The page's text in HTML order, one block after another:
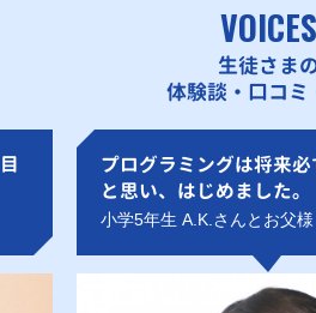
VOICES
生徒さま
体験談・口コミ
プログラミングは将来
と思い、はじめました。
小学5年生 A.K.さんとお父様